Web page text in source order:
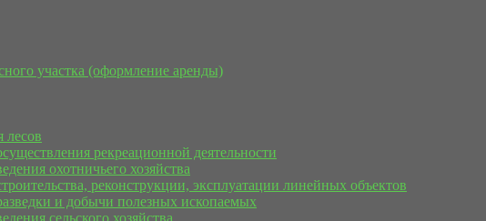
участка (оформление аренды)
лесов
рекреационной деятельности
охотничьего хозяйства
реконструкции, эксплуатации линейных объектов
и добычи полезных ископаемых